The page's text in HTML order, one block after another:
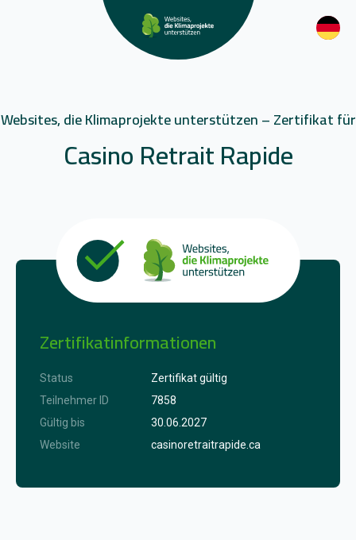
Websites, die Klimaprojekte unterstützen – Zertifikat für
Casino Retrait Rapide
Zertifikatinformationen
Status
Zertifikat gültig
Teilnehmer ID
7858
Gültig bis
30.06.2027
Website
casinoretraitrapide.ca